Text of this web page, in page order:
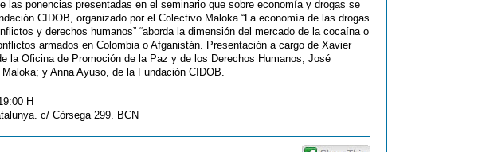
las ponencias presentadas en el seminario que sobre economía y drogas se
CIDOB, organizado por el Colectivo Maloka.“La economía de las drogas
y derechos humanos” “aborda la dimensión del mercado de la cocaína o
armados en Colombia o Afganistán. Presentación a cargo de Xavier
la Oficina de Promoción de la Paz y de los Derechos Humanos; José
y Anna Ayuso, de la Fundación CIDOB.
H
c/ Còrsega 299. BCN